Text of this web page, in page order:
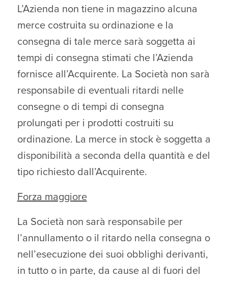
L’Azienda non tiene in magazzino alcuna
merce costruita su ordinazione e la
consegna di tale merce sarà soggetta ai
tempi di consegna stimati che l’Azienda
fornisce all’Acquirente. La Società non sarà
responsabile di eventuali ritardi nelle
consegne o di tempi di consegna
prolungati per i prodotti costruiti su
ordinazione. La merce in stock è soggetta a
disponibilità a seconda della quantità e del
tipo richiesto dall’Acquirente.
Forza maggiore
La Società non sarà responsabile per
l’annullamento o il ritardo nella consegna o
nell’esecuzione dei suoi obblighi derivanti,
in tutto o in parte, da cause al di fuori del